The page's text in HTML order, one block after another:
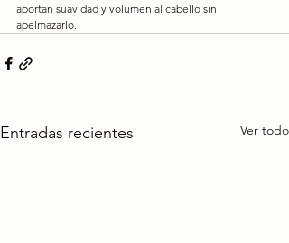
aportan suavidad y volumen al cabello sin
apelmazarlo.
Entradas recientes Ver todo